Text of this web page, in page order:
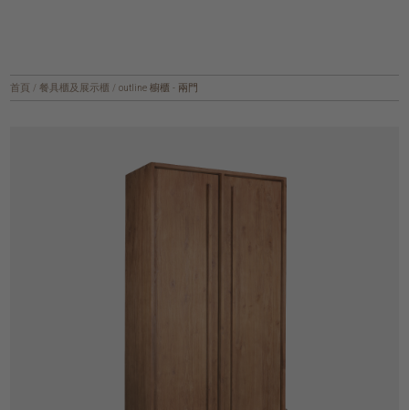
首頁 / 餐具櫃及展示櫃 / outline 櫥櫃 - 兩門